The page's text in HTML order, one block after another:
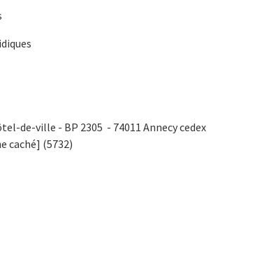
de-ville - BP 2305 - 74011 Annecy cedex
caché] (5732)